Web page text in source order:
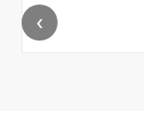
‹